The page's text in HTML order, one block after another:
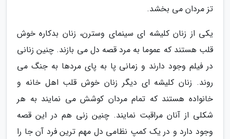
تز مردان می بخشد.
یکی از زنان کلیشه ای سینمای وسترن، زنان بدکاره خوش
قلب هستند که عموما به مرد قصه دل می بازند. چنین زنانی
در فیلم وجود دارند و زمانی پا به پای مردها به جنگ می
روند. زنان کلیشه ای دیگر زنان خوش قلب اهل خانه و
خانواده هستند که تمام مردان کوشش می نمایند به هر
شکلی از آنان مراقبت نمایند. چنین زنی هم در این قصه
وجود دارد و در یک کمپ نظامی دل مهم ترین فرد آن جا را